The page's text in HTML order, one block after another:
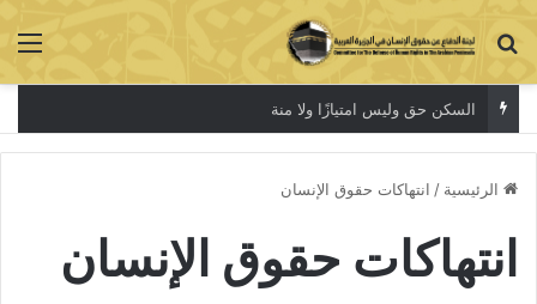
بحث عن
السكن حق وليس امتيازًا ولا منة
الرئيسية / انتهاكات حقوق الإنسان
انتهاكات حقوق الإنسان